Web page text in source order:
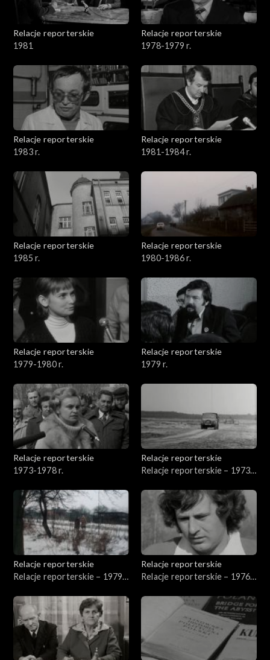
Relacje reporterskie
1981
Relacje reporterskie
1978-1979 r.
Relacje reporterskie
1983 r.
Relacje reporterskie
1981-1984 r.
Relacje reporterskie
1985 r.
Relacje reporterskie
1980-1986 r.
Relacje reporterskie
1979-1980 r.
Relacje reporterskie
1979 r.
Relacje reporterskie
1973-1978 r.
Relacje reporterskie
Relacje reporterskie – 1973
Relacje reporterskie
Relacje reporterskie – 1979-
Relacje reporterskie
Relacje reporterskie – 1976-